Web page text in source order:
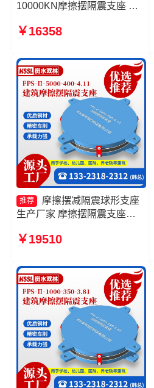
10000KN摩擦摆隔震支座 摩
350-3.81源头工厂 FPS-AS2A
￥16358
推荐
摩擦摆减隔震球形支座
生产厂家 摩擦摆隔震支座
家 摩擦隔震支座 摩擦摆隔震
产厂家
￥19510